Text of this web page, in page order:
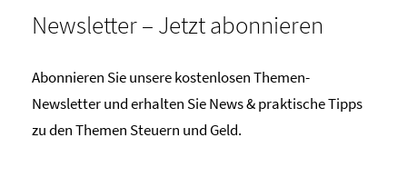
Newsletter – Jetzt abonnieren
Abonnieren Sie unsere kostenlosen Themen-
Newsletter und erhalten Sie News & praktische Tipps
zu den Themen Steuern und Geld.